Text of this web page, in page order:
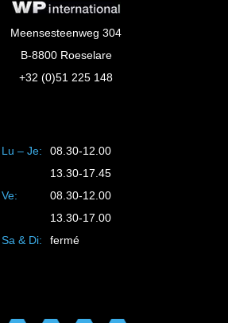
Meensesteenweg 304
B-8800 Roeselare
+32 (0)51 225 148
Lu – Je:
08.30-12.00
13.30-17.45
Ve:
08.30-12.00
13.30-17.00
Sa & Di:
fermé